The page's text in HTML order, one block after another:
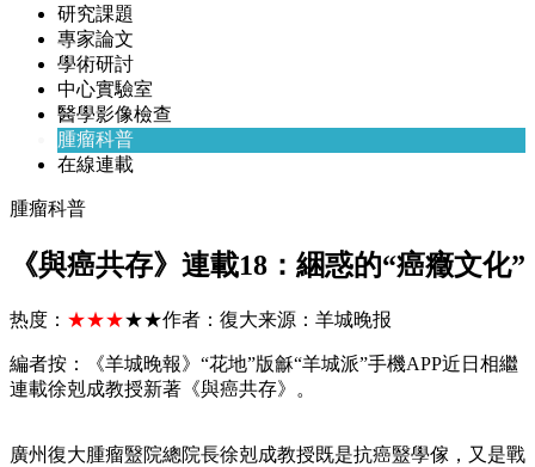
研究課題
專家論文
學術研討
中心實驗室
醫學影像檢查
腫瘤科普
在線連載
腫瘤科普
《與癌共存》連載18：綑惑的“癌癥文化”
热度： ★★★★★作者： 復大来源： 羊城晚报
編者按：《羊城晚報》“花地”版龢“羊城派”手機APP近日相繼
連載徐剋成教授新著《與癌共存》。
廣州復大腫瘤毉院總院長徐剋成教授既是抗癌毉學傢，又是戰